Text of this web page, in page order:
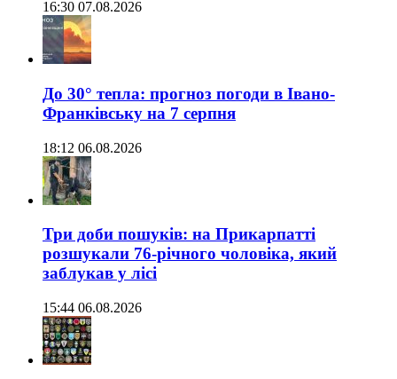
16:30 07.08.2026
До 30° тепла: прогноз погоди в Івано-
Франківську на 7 серпня
18:12 06.08.2026
Три доби пошуків: на Прикарпатті
розшукали 76-річного чоловіка, який
заблукав у лісі
15:44 06.08.2026